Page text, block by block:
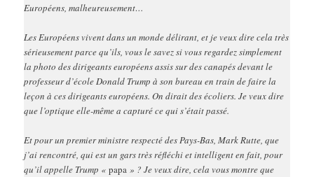
Européens, malheureusement…
Les Européens vivent dans un monde délirant, et je veux dire cela très
sérieusement parce qu’ils, vous le savez si vous regardez simplement
la photo des dirigeants européens assis sur des canapés devant le
professeur d’école Donald Trump à son bureau en train de faire la
leçon à ces dirigeants européens. On dirait des écoliers. Je veux dire
que l’optique elle-même a capturé ce qui s’était passé.
Et pour un premier ministre respecté des Pays-Bas, Mark Rutte, que
j’ai rencontré, qui est un gars très réfléchi et intelligent en fait, pour
qu’il appelle Trump «papa» ? Je veux dire, cela vous montre que